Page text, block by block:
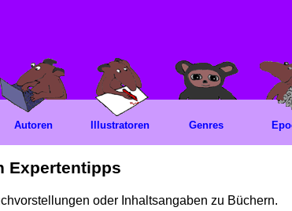
Expertentipps
oder Inhaltsangaben zu Büchern.
Autoren Illustratoren Genres